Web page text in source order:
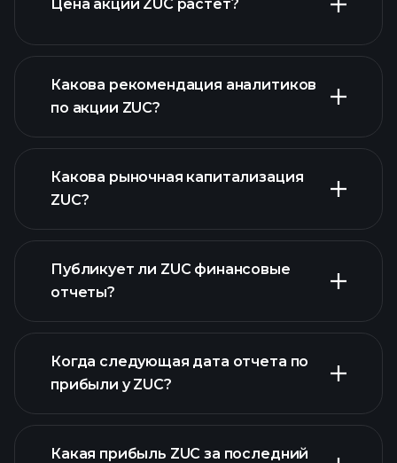
Цена акции ZUC растет?
ZUC графике
Какова рекомендация аналитиков
по акции ZUC?
Какова рыночная капитализация
ZUC?
Публикует ли ZUC финансовые
отчеты?
финансовые отчеты ZUC
Когда следующая дата отчета по
прибыли у ZUC?
Какая прибыль ZUC за последний